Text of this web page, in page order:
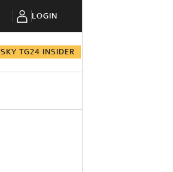
LOGIN
SKY TG24 INSIDER